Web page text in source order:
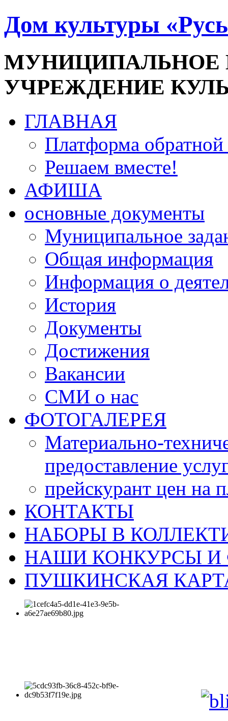
Дом культуры
УЧРЕЖДЕНИЕ
ГЛАВНАЯ
Платформа обратной
Решаем вместе!
АФИША
основные документы
Муниципальное
Общая информация
Информация о
История
Документы
Достижения
Вакансии
СМИ о нас
ФОТОГАЛЕРЕЯ
Материально-
предоставление
прейскурант цен на
КОНТАКТЫ
НАБОРЫ В
НАШИ КОНКУРСЫ И
ПУШКИНСКАЯ